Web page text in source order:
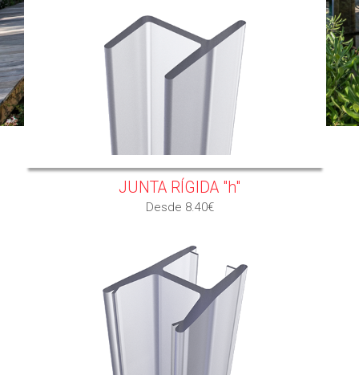
JUNTA RÍGIDA "h"
Desde 8.40€